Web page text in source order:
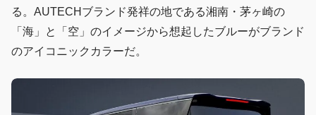
る。AUTECHブランド発祥の地である湘南・茅ヶ崎の
「海」と「空」のイメージから想起したブルーがブランド
のアイコニックカラーだ。